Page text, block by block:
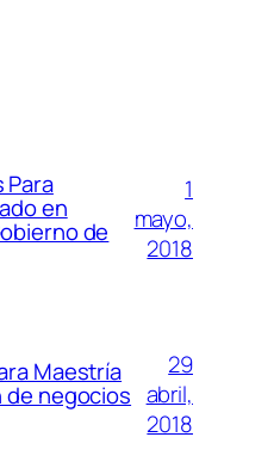
Para
en
de
1
mayo,
2018
Maestría
negocios
29
abril,
2018